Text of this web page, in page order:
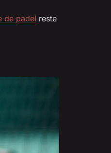
de padel reste